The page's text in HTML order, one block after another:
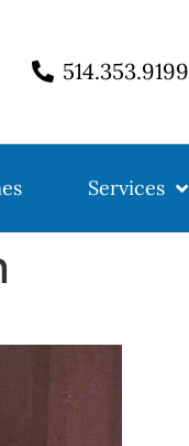
514.353.9199
Services